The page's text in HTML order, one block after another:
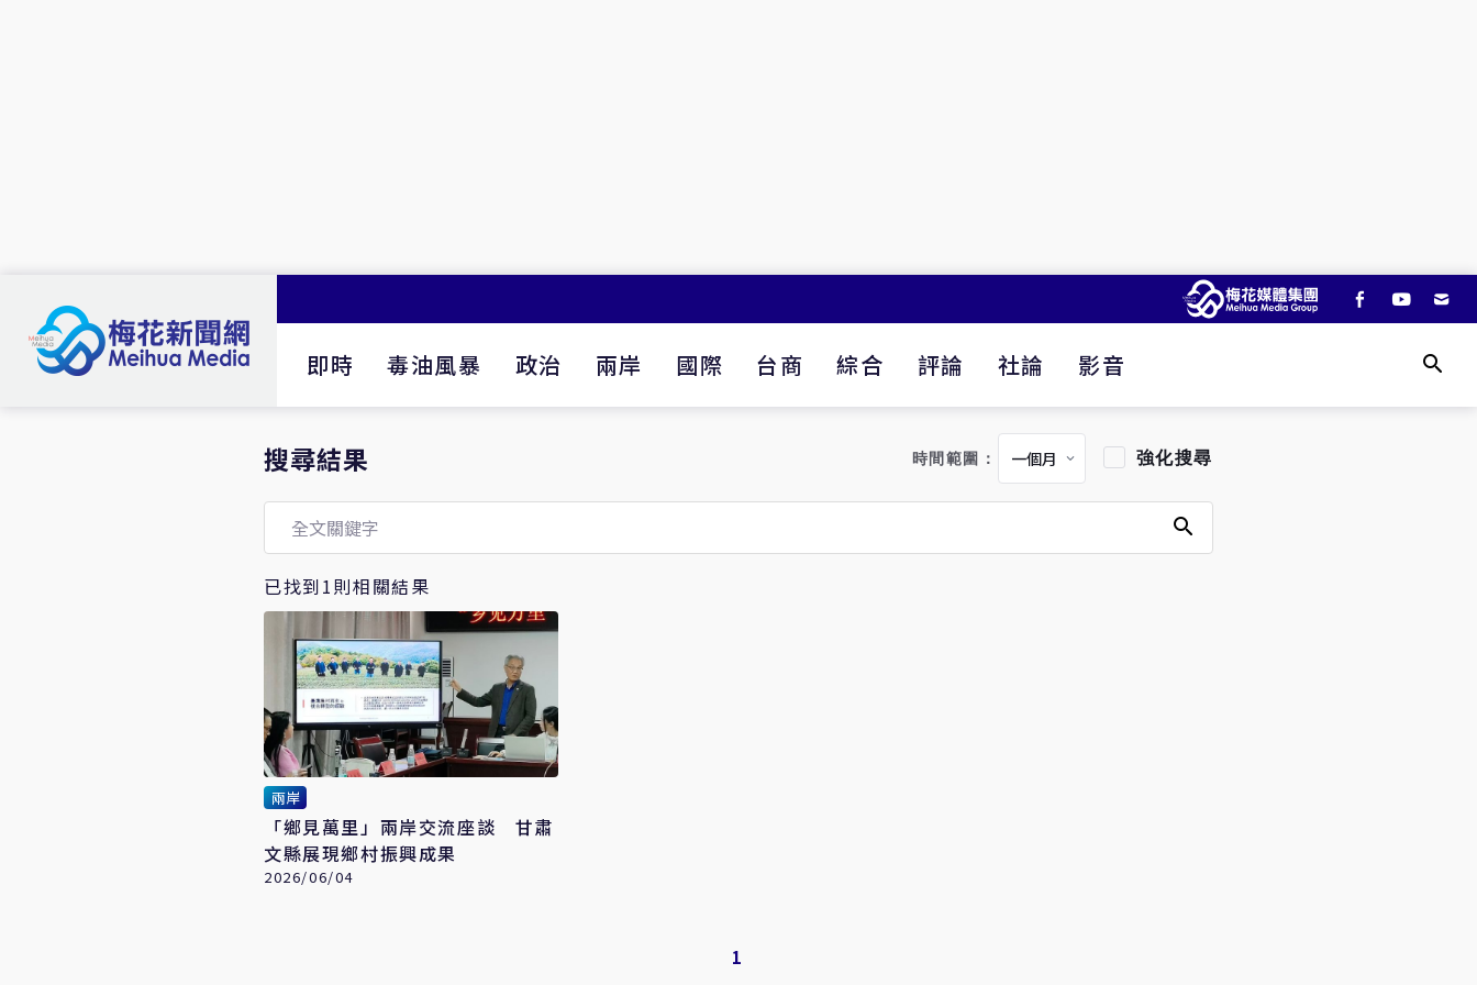
即時 毒油風暴 政治 兩岸 國際 台商 綜合 評論 社論 影音
搜尋結果 時間範圍： 強化搜尋
已找到1則相關結果
兩岸
「鄉見萬里」兩岸交流座談 甘肅
文縣展現鄉村振興成果
2026/06/04
1